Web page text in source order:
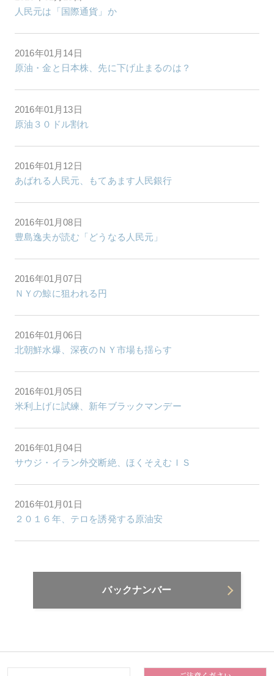
人民元は「国際通貨」か
2016年01月14日
原油・金と日本株、先に下げ止まるのは？
2016年01月13日
原油３０ドル割れ
2016年01月12日
あばれる人民元、もてあます人民銀行
2016年01月08日
豊島逸夫が読む「どうなる人民元」
2016年01月07日
ＮＹの鯨に狙われる円
2016年01月06日
北朝鮮水爆、深夜のＮＹ市場も揺らす
2016年01月05日
米利上げに試練、新年ブラックマンデー
2016年01月04日
サウジ・イラン外交断絶、ほくそえむＩＳ
2016年01月01日
２０１６年、テロを誘発する原油安
バックナンバー